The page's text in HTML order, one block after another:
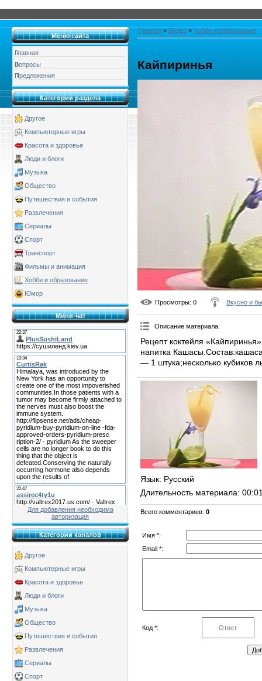
Меню сайта
Главная
Вопросы
Предложения
Категории раздела
Другое
Компьютерные игры
Красота и здоровье
Люди и блоги
Музыка
Общество
Путешествия и события
Развлечения
Сериалы
Спорт
Транспорт
Фильмы и анимация
Хобби и образование
Юмор
Мини-чат
Для добавления необходима
авторизация
Категории каналов
Другое
Компьютерные игры
Красота и здоровье
Люди и блоги
Музыка
Общество
Путешествия и события
Развлечения
Сериалы
Спорт
Главная » Видео » Хобби и образование
Кайпиринья
Просмотры: 0 Вкусно и
Описание материала:
Рецепт коктейля
напитка
— 1 штука;несколько кубиков
Язык: Русский
Длительность материала:
Всего комментариев: 0
Имя *:
Email *:
Код *: